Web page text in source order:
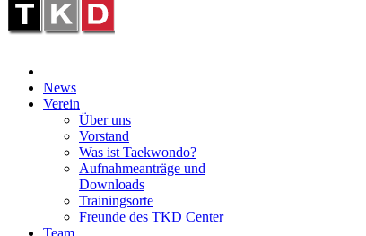
News
Verein
Über uns
Vorstand
Was ist Taekwondo?
Aufnahmeanträge und
Downloads
Trainingsorte
Freunde des TKD Center
Team